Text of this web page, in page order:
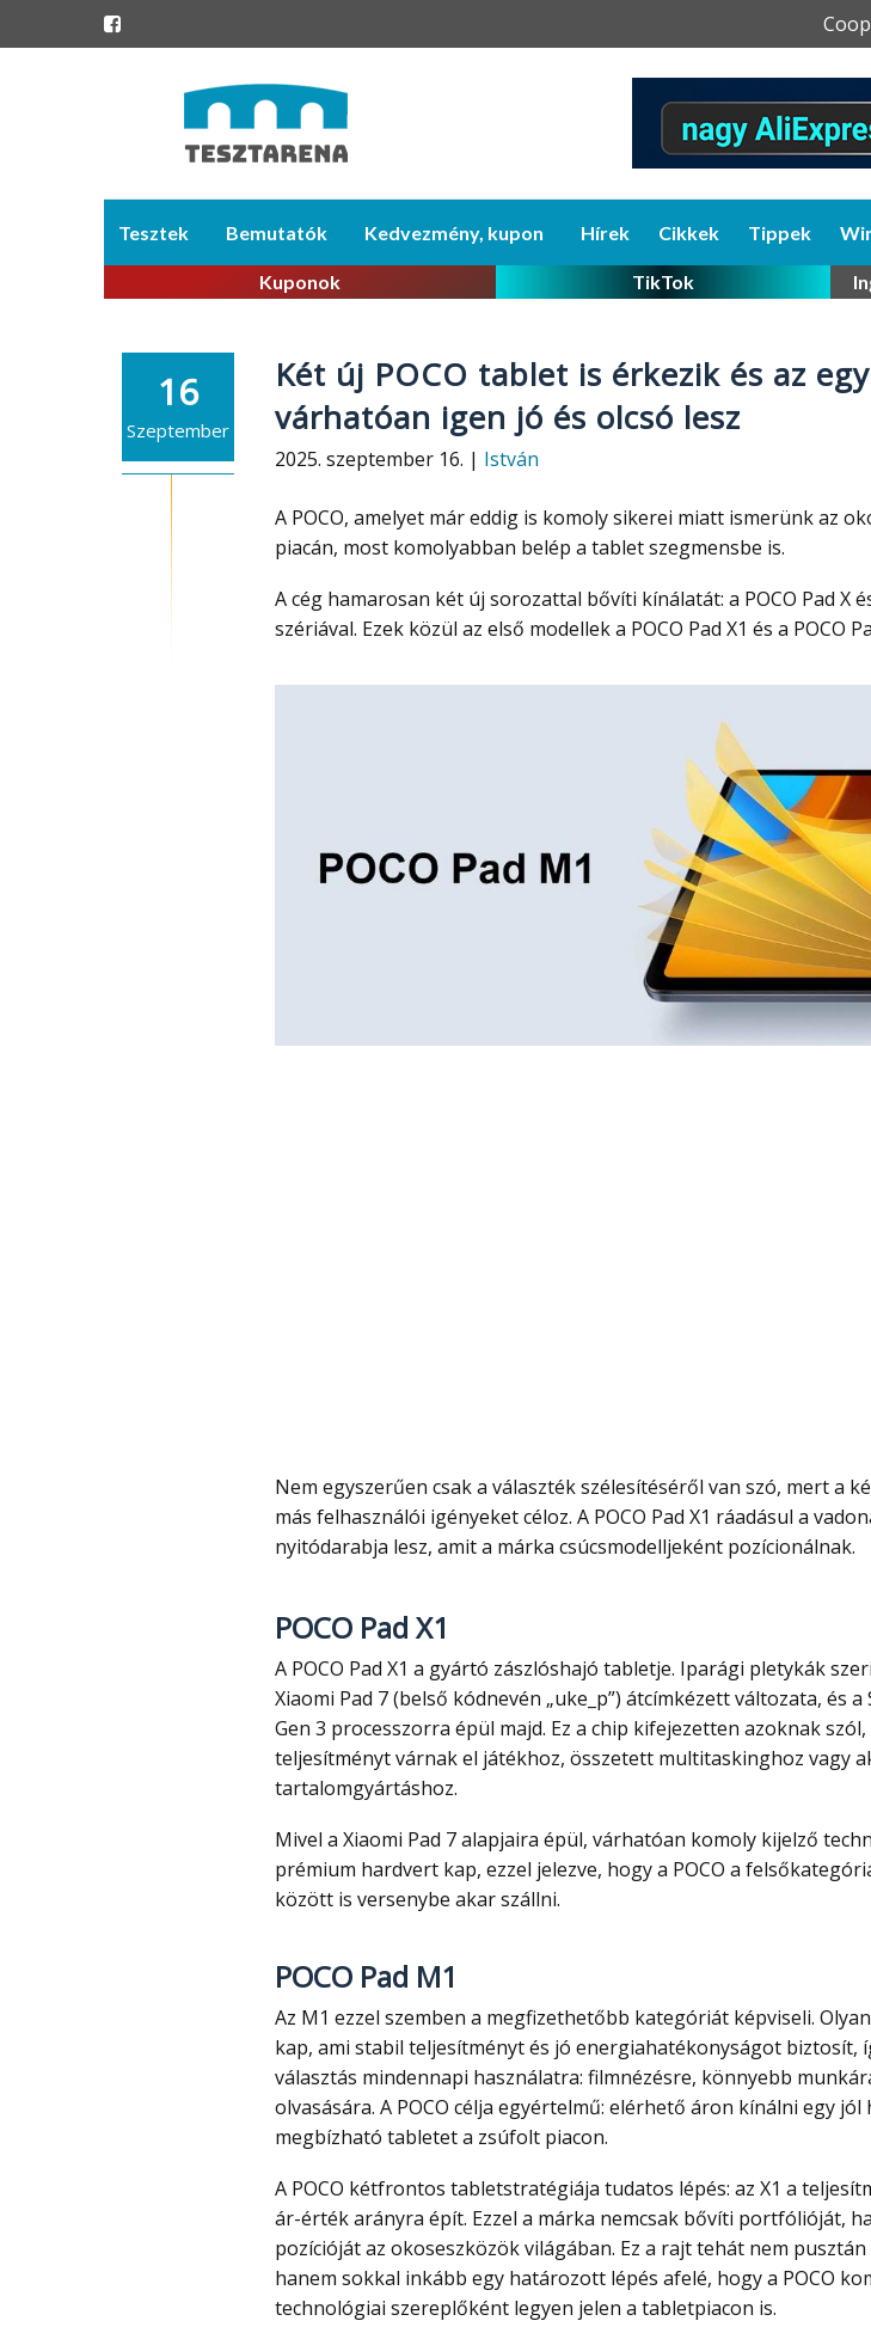
Skip
content
Tesztek Bemutatók Kedvezmény, kupon Hírek Cikkek Tippek
Kuponok TikTok
16
Szeptember
Két új POCO tablet is érkezik és az
várhatóan igen jó és olcsó lesz
2025. szeptember 16. | István
A POCO, amelyet már eddig is komoly sikerei miatt ismerünk az
piacán, most komolyabban belép a tablet szegmensbe is.
A cég hamarosan két új sorozattal bővíti kínálatát: a POCO Pad X és a POCO Pad M
szériával. Ezek közül az első modellek a POCO Pad X1 és a POCO
Nem egyszerűen csak a választék szélesítéséről van szó, mert a két tablet teljesen
más felhasználói igényeket céloz. A POCO Pad X1 ráadásul a
nyitódarabja lesz, amit a márka csúcsmodelljeként pozícionálnak.
POCO Pad X1
A POCO Pad X1 a gyártó zászlóshajó tabletje. Iparági pletykák szerint lényegében a
Xiaomi Pad 7 (belső kódnevén „uke_p”) átcímkézett változata, és
Gen 3 processzorra épül majd. Ez a chip kifejezetten azoknak
teljesítményt várnak el játékhoz, összetett multitaskinghoz vagy
tartalomgyártáshoz.
Mivel a Xiaomi Pad 7 alapjaira épül, várhatóan komoly kijelző technológiát és
prémium hardvert kap, ezzel jelezve, hogy a POCO a
között is versenybe akar szállni.
POCO Pad M1
Az M1 ezzel szemben a megfizethetőbb kategóriát képviseli. Olyan processzort
kap, ami stabil teljesítményt és jó energiahatékonyságot biztosít,
választás mindennapi használatra: filmnézésre, könnyebb
olvasására. A POCO célja egyértelmű: elérhető áron kínálni egy jól
megbízható tabletet a zsúfolt piacon.
A POCO kétfrontos tabletstratégiája tudatos lépés: az X1 a teljesítményre, az M1 az
ár-érték arányra épít. Ezzel a márka nemcsak bővíti portfólióját,
pozícióját az okoseszközök világában. Ez a rajt tehát nem
hanem sokkal inkább egy határozott lépés afelé, hogy a POCO
technológiai szereplőként legyen jelen a tabletpiacon is.